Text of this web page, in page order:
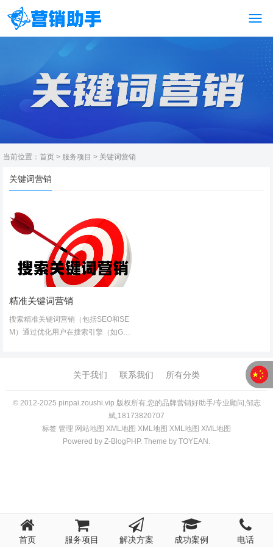
当前位置： 首页 > 服务项目 > 关键词营销
关键词营销
精准关键词营销
搜索精准关键词营销（包括SEO和SE
M）通过优化用户在搜索引擎（如Goo
处包括：1. 精准流量获取，提高转化
关于我们 联系我们 所有分类
© 2012-2025 pinpai.zoushi.vip 版权所有.您的品牌营销好助手/专业顾问,邹志
斌,18173820707
标签 管理 网站地图 XM L地图 XM L地图 XM L地图 XM L地图
Powered by Z-BlogPHP. Theme by TOYEAN .
首页 服务项目 解决方案 成功案例 电话